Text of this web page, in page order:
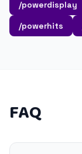
/powerdisplay
/powerhits
FAQ